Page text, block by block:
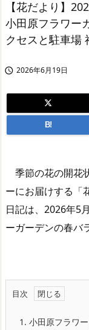
【花だより】
小田原フラワー
クセスと駐車場
 2026年6月19日
B!
季節の花の開花
ーにお届けする「
日記は、2026年5
ーガーデンの春バ
目次
1. 小田原フラワ